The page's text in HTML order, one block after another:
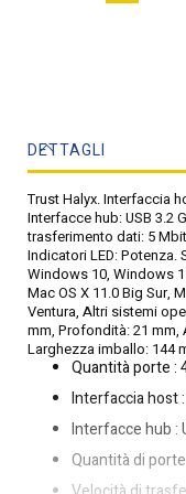
DETTAGLI
Trust Halyx. Interfaccia
Interfacce hub: USB 3.2
trasferimento dati: 5
Indicatori LED:
Windows 10, Windows
Mac OS X 11.0 Big Sur,
Ventura, Altri sistemi
mm, Profondità: 21 mm,
Larghezza imballo: 144
Quantità porte :
Interfaccia host
Interfacce hub :
Quantità di